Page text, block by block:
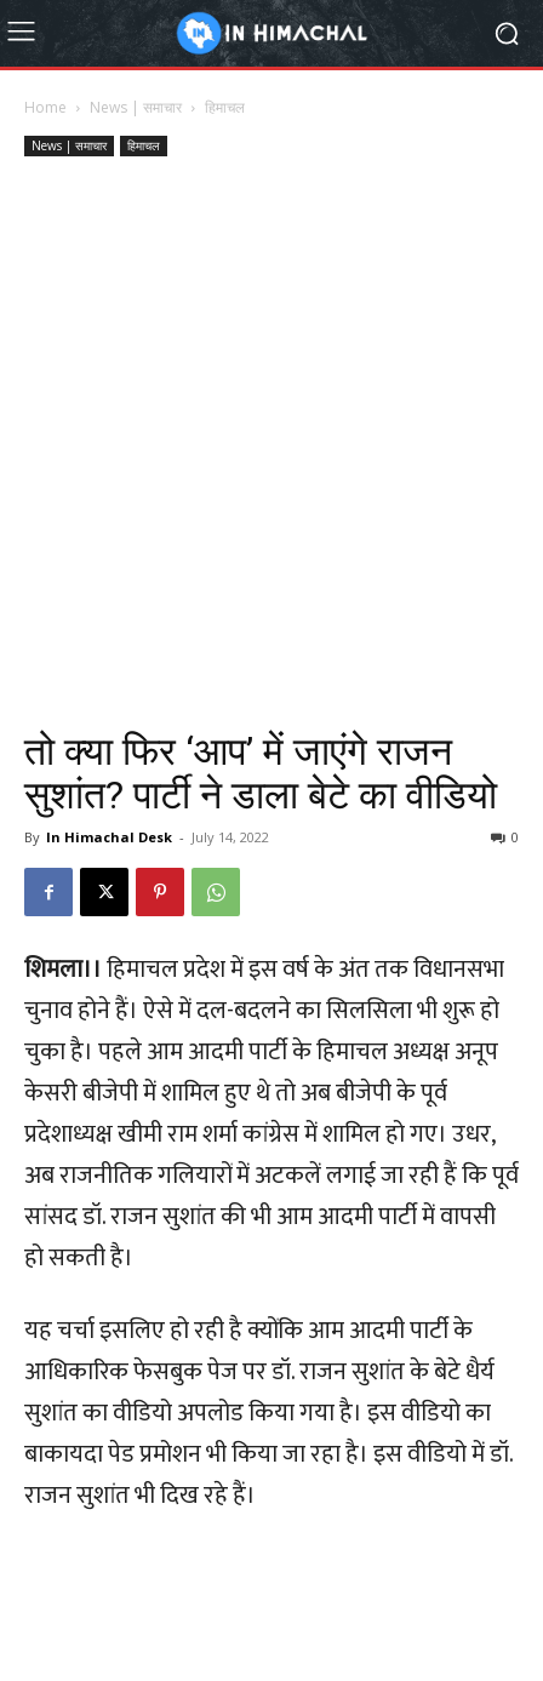
Home News | समाचार हिमाचल
News | समाचार हिमाचल
तो क्या फिर ‘आप’ में जाएंगे राजन
सुशांत? पार्टी ने डाला बेटे का वीडियो
By In Himachal Desk - July 14, 2022 0
शिमला।।हिमाचल प्रदेश में इस वर्ष के अंत तक विधानसभा
चुनाव होने हैं। ऐसे में दल-बदलने का सिलसिला भी शुरू हो
चुका है। पहले आम आदमी पार्टी के हिमाचल अध्यक्ष अनूप
केसरी बीजेपी में शामिल हुए थे तो अब बीजेपी के पूर्व
प्रदेशाध्यक्ष खीमी राम शर्मा कांग्रेस में शामिल हो गए। उधर,
अब राजनीतिक गलियारों में अटकलें लगाई जा रही हैं कि पूर्व
सांसद डॉ. राजन सुशांत की भी आम आदमी पार्टी में वापसी
हो सकती है।
यह चर्चा इसलिए हो रही है क्योंकि आम आदमी पार्टी के
आधिकारिक फेसबुक पेज पर डॉ. राजन सुशांत के बेटे धैर्य
सुशांत का वीडियो अपलोड किया गया है। इस वीडियो का
बाकायदा पेड प्रमोशन भी किया जा रहा है। इस वीडियो में डॉ.
राजन सुशांत भी दिख रहे हैं।